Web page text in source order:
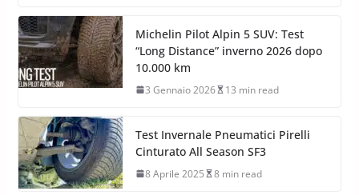
Michelin Pilot Alpin 5 SUV: Test
“Long Distance” inverno 2026 dopo
10.000 km
3 Gennaio 2026 13 min read
Test Invernale Pneumatici Pirelli
Cinturato All Season SF3
8 Aprile 2025 8 min read